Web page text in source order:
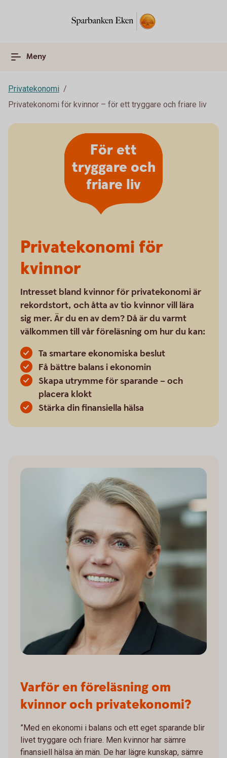
Meny
Privatekonomi
Privatekonomi för kvinnor – för ett tryggare och friare liv
Privatekonomi för
kvinnor
Intresset bland kvinnor för privatekonomi är
rekordstort, och åtta av tio kvinnor vill lära
sig mer. Är du en av dem? Då är du varmt
välkommen till vår föreläsning om hur du kan:
Ta smartare ekonomiska beslut
Få bättre balans i ekonomin
Skapa utrymme för sparande – och
placera klokt
Stärka din finansiella hälsa
För ett
tryggare och
friare liv
Varför en föreläsning om
kvinnor och privatekonomi?
”Med en ekonomi i balans och ett eget sparande blir
livet tryggare och friare. Men kvinnor har sämre
finansiell hälsa än män. De har lägre kunskap, sämre